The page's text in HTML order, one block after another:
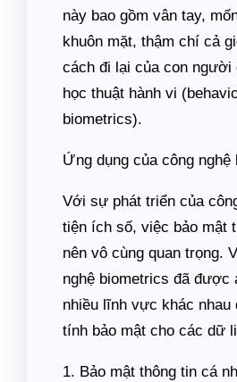
này bao gồm vân tay,
khuôn mặt, thậm chí cả
cách đi lại của con
học thuật hành vi
biometrics).
Ứng dụng của công nghệ
Với sự phát triển của
tiện ích số, việc bảo mật
nên vô cùng quan trọng.
nghệ biometrics đã được
nhiều lĩnh vực khác nhau
tính bảo mật cho các dữ
1. Bảo mật thông tin cá